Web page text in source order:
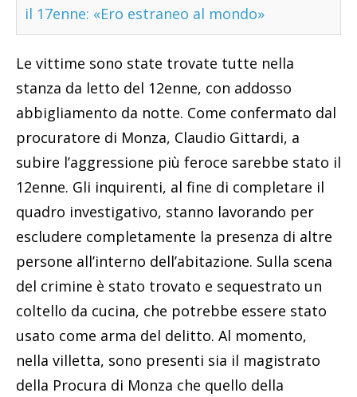
il 17enne: «Ero estraneo al mondo»
Le vittime sono state trovate tutte nella
stanza da letto del 12enne, con addosso
abbigliamento da notte. Come confermato dal
procuratore di Monza, Claudio Gittardi, a
subire l’aggressione più feroce sarebbe stato il
12enne. Gli inquirenti, al fine di completare il
quadro investigativo, stanno lavorando per
escludere completamente la presenza di altre
persone all’interno dell’abitazione. Sulla scena
del crimine è stato trovato e sequestrato un
coltello da cucina, che potrebbe essere stato
usato come arma del delitto. Al momento,
nella villetta, sono presenti sia il magistrato
della Procura di Monza che quello della